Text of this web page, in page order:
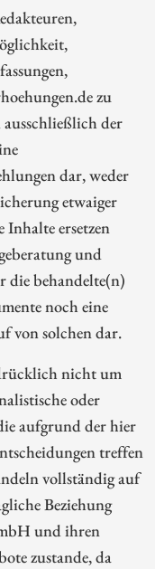
zu
der
dar, weder
etwaiger
ersetzen
und
die behandelte(n)
noch eine
von solchen dar.
nicht um
oder
aufgrund der hier
treffen
vollständig auf
Beziehung
und ihren
zustande, da